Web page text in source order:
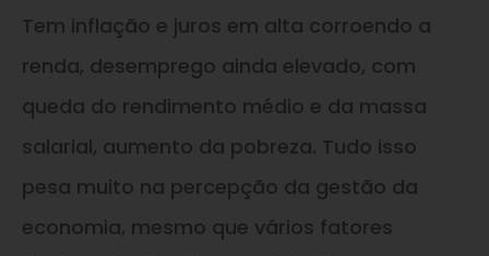
Tem inflação e juros em alta corroendo a
renda, desemprego ainda elevado, com
queda do rendimento médio e da massa
salarial, aumento da pobreza. Tudo isso
pesa muito na percepção da gestão da
economia, mesmo que vários fatores